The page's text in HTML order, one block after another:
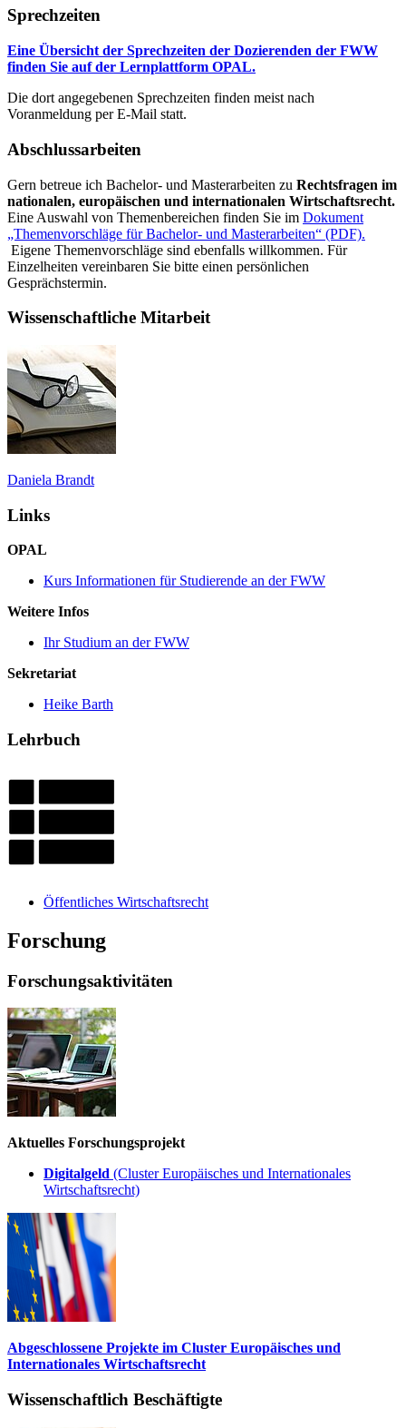
Sprechzeiten
Eine Übersicht der Sprechzeiten der Dozierenden der FWW
finden Sie auf der Lernplattform OPAL.
Die dort angegebenen Sprechzeiten finden meist nach
Voranmeldung per E-Mail statt.
Abschlussarbeiten
Gern betreue ich Bachelor- und Masterarbeiten zu Rechtsfragen im
nationalen, europäischen und internationalen Wirtschaftsrecht.
Eine Auswahl von Themenbereichen finden Sie im Dokument
„Themenvorschläge für Bachelor- und Masterarbeiten“ (PDF).
Eigene Themenvorschläge sind ebenfalls willkommen. Für
Einzelheiten vereinbaren Sie bitte einen persönlichen
Gesprächstermin.
Wissenschaftliche Mitarbeit
Daniela Brandt
Links
OPAL
Kurs Informationen für Studierende an der FWW
Weitere Infos
Ihr Studium an der FWW
Sekretariat
Heike Barth
Lehrbuch
Öffentliches Wirtschaftsrecht
Forschung
Forschungsaktivitäten
Aktuelles Forschungsprojekt
Digitalgeld (Cluster Europäisches und Internationales
Wirtschaftsrecht)
Abgeschlossene Projekte im Cluster Europäisches und
Internationales Wirtschaftsrecht
Wissenschaftlich Beschäftigte